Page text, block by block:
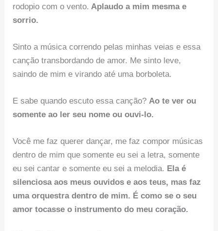
rodopio com o vento. Aplaudo a mim mesma e
sorrio.
Sinto a música correndo pelas minhas veias e essa
canção transbordando de amor. Me sinto leve,
saindo de mim e virando até uma borboleta.
E sabe quando escuto essa canção?Ao te ver ou
somente ao ler seu nome ou ouvi-lo.
Você me faz querer dançar, me faz compor músicas
dentro de mim que somente eu sei a letra, somente
eu sei cantar e somente eu sei a melodia. Ela é
silenciosa aos meus ouvidos e aos teus, mas faz
uma orquestra dentro de mim. É como se o seu
amor tocasse o instrumento do meu coração.